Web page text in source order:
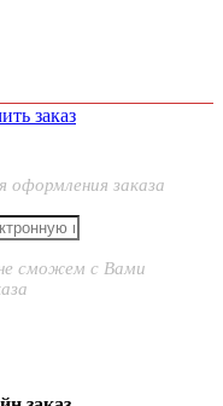
заказ
оформления заказа
сможем с Вами